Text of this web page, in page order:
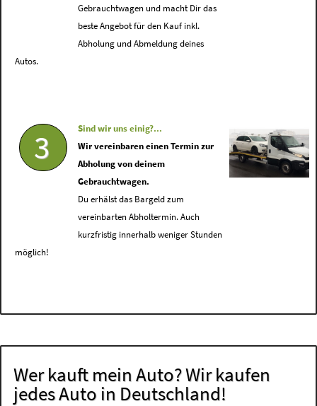
Gebrauchtwagen und macht Dir das
beste Angebot für den Kauf inkl.
Abholung und Abmeldung deines
Autos.
3
Sind wir uns einig?...
Wir vereinbaren einen Termin zur
Abholung von deinem
Gebrauchtwagen.
Du erhälst das Bargeld zum
vereinbarten Abholtermin. Auch
kurzfristig innerhalb weniger Stunden
möglich!
Wer kauft mein Auto? Wir kaufen
jedes Auto in Deutschland!